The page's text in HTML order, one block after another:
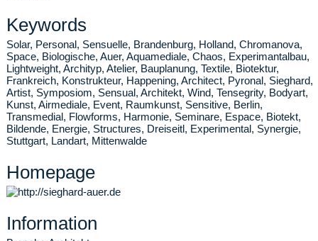
Keywords
Solar, Personal, Sensuelle, Brandenburg, Holland, Chromanova,
Space, Biologische, Auer, Aquamediale, Chaos, Experimantalbau,
Lightweight, Archityp, Atelier, Bauplanung, Textile, Biotektur,
Frankreich, Konstrukteur, Happening, Architect, Pyronal, Sieghard,
Artist, Symposiom, Sensual, Architekt, Wind, Tensegrity, Bodyart,
Kunst, Airmediale, Event, Raumkunst, Sensitive, Berlin,
Transmedial, Flowforms, Harmonie, Seminare, Espace, Biotekt,
Bildende, Energie, Structures, Dreiseitl, Experimental, Synergie,
Stuttgart, Landart, Mittenwalde
Homepage
Information